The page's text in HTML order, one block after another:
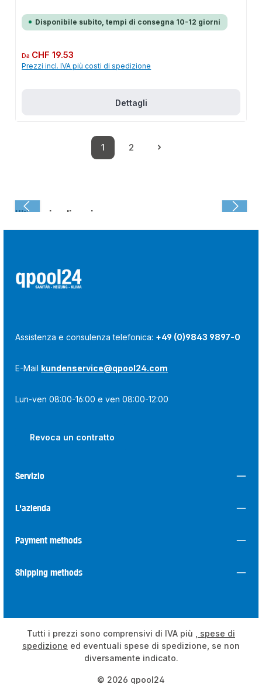
Disponibile subito, tempi di consegna 10-12 giorni
Prezzo normale:
Da CHF 19.53
Prezzi incl. IVA più costi di spedizione
Dettagli
Pagina
1
Pagina
2
Ultima visualizzazione:
Assistenza e consulenza telefonica: +49 (0)9843 9897-0
E-Mail kundenservice@qpool24.com
Lun-ven 08:00-16:00 e ven 08:00-12:00
Revoca un contratto
Servizio
L'azienda
Payment methods
Shipping methods
© 2026 qpool24
Tutti i prezzi sono comprensivi di IVA più
, spese di
spedizione ed eventuali spese di spedizione, se non
diversamente indicato.